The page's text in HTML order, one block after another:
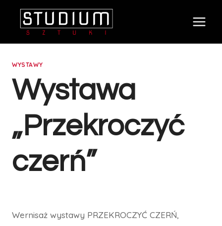
Przejdź
WYSTAWY
Wystawa
„Przekroczyć
czerń”
Wernisaż wystawy PRZEKROCZYĆ CZERŃ,